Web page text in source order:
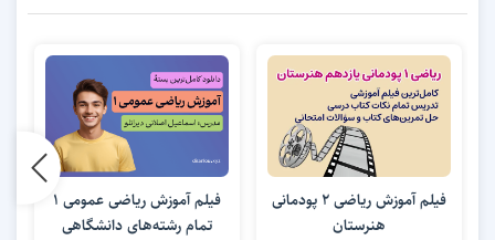
فیلم آموزش ریاضی 2 پودمانی
هنرستان
فیلم آموزش ریاضی عمومی 1
تمام رشته‌های دانشگاهی